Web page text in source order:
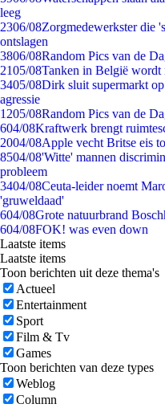
leeg
2306/08Zorgmedewerkster die
ontslagen
3806/08Random Pics van de
2105/08Tanken in België wordt
3405/08Dirk sluit supermarkt
agressie
1205/08Random Pics van de
604/08Kraftwerk brengt
2004/08Apple vecht Britse eis
8504/08'Witte' mannen
probleem
3404/08Ceuta-leider noemt
'gruweldaad'
604/08Grote natuurbrand
604/08FOK! was even down
Laatste items
Laatste items
Toon berichten uit deze thema's
Actueel
Entertainment
Sport
Film & Tv
Games
Toon berichten van deze types
Weblog
Column